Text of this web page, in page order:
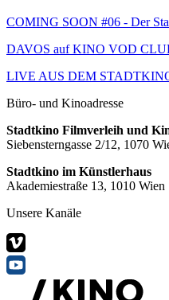
COMING SOON #06 - Der
DAVOS auf KINO VOD
LIVE AUS DEM
Büro- und Kinoadresse
Stadtkino Filmverleih und
Siebensterngasse 2/12, 1070
Stadtkino im Künstlerhaus
Akademiestraße 13, 1010 Wien
Unsere Kanäle